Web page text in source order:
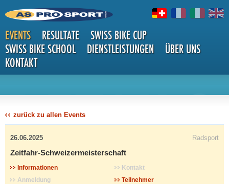
EVENTS RESULTATE
SWISS BIKE CUP
SWISS BIKE SCHOOL
DIENSTLEISTUNGEN
ÜBER UNS
KONTAKT
DETAILS
zurück zu allen Events
26.06.2025 Radsport
Zeitfahr-Schweizermeisterschaft
Informationen
Kontakt
Anmeldung
Teilnehmer